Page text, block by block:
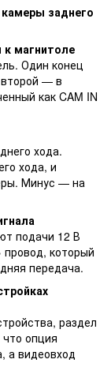
заднего
магнитоле
Один конец
— в
как CAM IN
хода.
хода, и
Минус — на
подачи 12 В
провод, который
передача.
раздел
опция
а видеовход